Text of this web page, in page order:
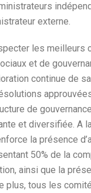
externe.
les meilleurs
et de
continue de
approuvées
de
et diversifiée. A
la présence
50% de la
ainsi que la
plus, tous les